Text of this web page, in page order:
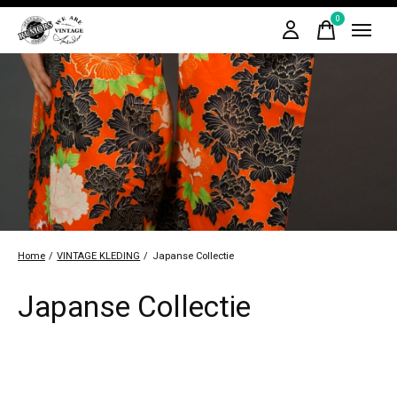
0items
Home / VINTAGE KLEDING / Japanse Collectie
Japanse Collectie